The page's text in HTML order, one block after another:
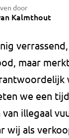
door
Kalmthout
maar
we een
van illegaal
wij als